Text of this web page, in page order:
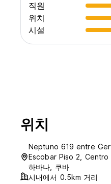
직원
위치
시설
위치
Neptuno 619 entre
Escobar Piso 2, Centro
하바나, 쿠바
시내에서 0.5km 거리